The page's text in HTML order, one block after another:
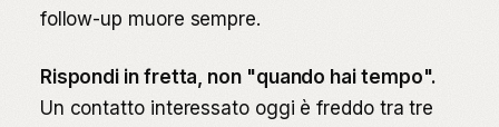
follow-up muore sempre.
Rispondi in fretta, non "quando hai tempo".
Un contatto interessato oggi è freddo tra tre